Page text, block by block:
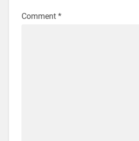
Comment *